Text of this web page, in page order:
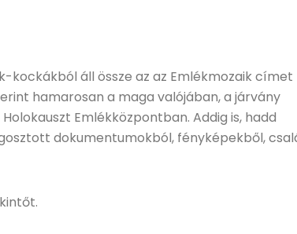
áll össze az az Emlékmozaik címet
hamarosan a maga valójában, a járvány
Emlékközpontban. Addig is, hadd
dokumentumokból, fényképekből,